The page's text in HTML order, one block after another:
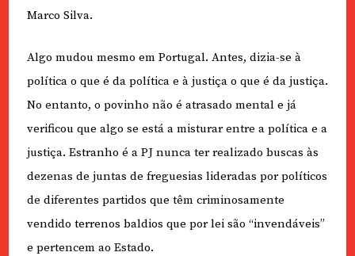
Marco Silva.
Algo mudou mesmo em Portugal. Antes, dizia-se à
política o que é da política e à justiça o que é da justiça.
No entanto, o povinho não é atrasado mental e já
verificou que algo se está a misturar entre a política e a
justiça. Estranho é a PJ nunca ter realizado buscas às
dezenas de juntas de freguesias lideradas por políticos
de diferentes partidos que têm criminosamente
vendido terrenos baldios que por lei são “invendáveis”
e pertencem ao Estado.